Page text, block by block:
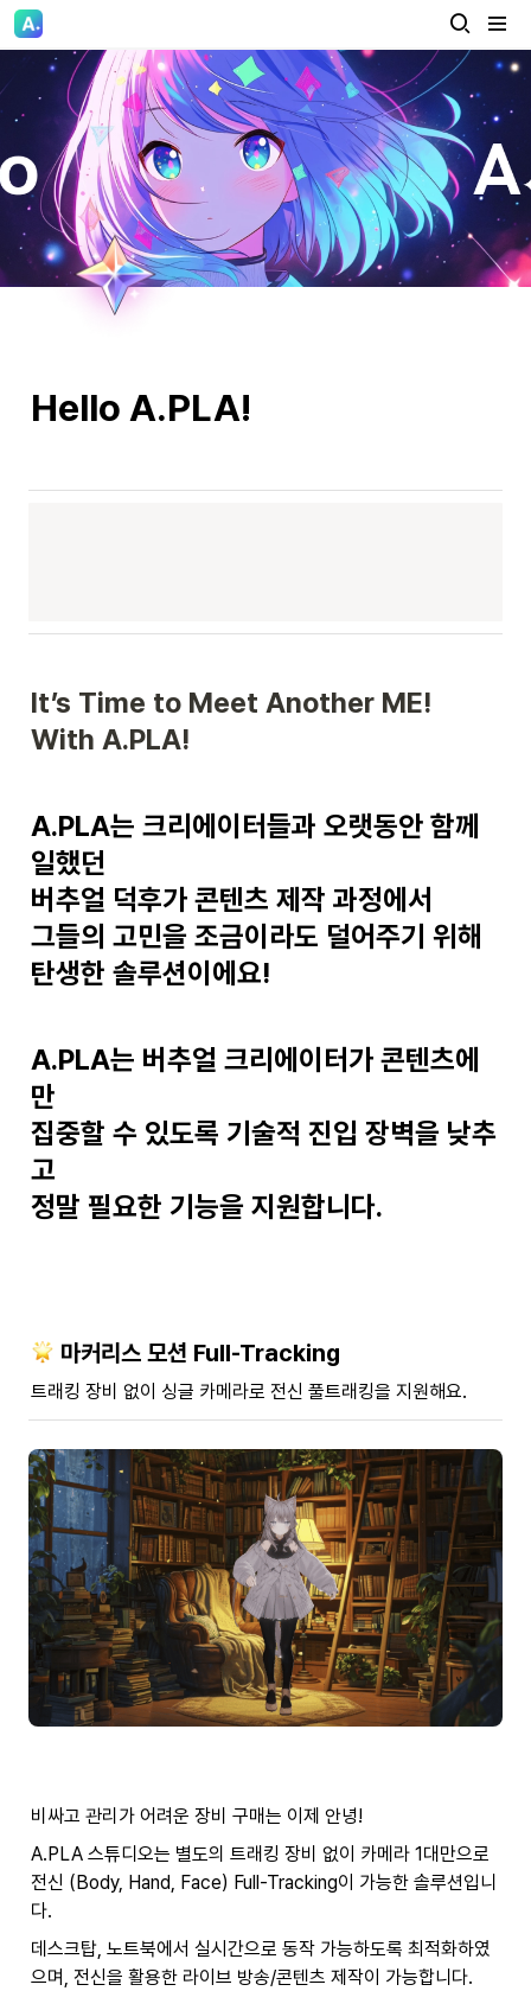
Hello A.PLA!
It’s Time to Meet Another ME!
With A.PLA!
A.PLA는 크리에이터들과 오랫동안 함께
일했던
버추얼 덕후가 콘텐츠 제작 과정에서
그들의 고민을 조금이라도 덜어주기 위해
탄생한 솔루션이에요!
A.PLA는 버추얼 크리에이터가 콘텐츠에
만
집중할 수 있도록 기술적 진입 장벽을 낮추
고
정말 필요한 기능을 지원합니다.
마커리스 모션 Full-Tracking
트래킹 장비 없이 싱글 카메라로 전신 풀트래킹을 지원해요.
비싸고 관리가 어려운 장비 구매는 이제 안녕!
A.PLA 스튜디오는 별도의 트래킹 장비 없이 카메라 1대만으로
전신 (Body, Hand, Face) Full-Tracking이 가능한 솔루션입니
다.
데스크탑, 노트북에서 실시간으로 동작 가능하도록 최적화하였
으며, 전신을 활용한 라이브 방송/콘텐츠 제작이 가능합니다.